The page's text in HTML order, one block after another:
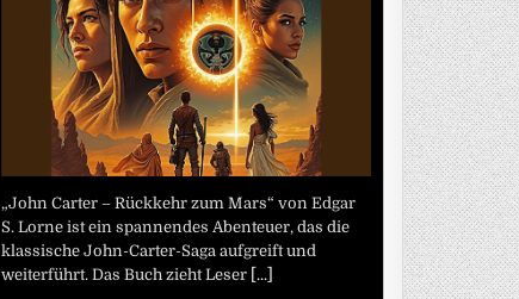
„John Carter – Rückkehr zum Mars“ von Edgar
S. Lorne ist ein spannendes Abenteuer, das die
klassische John-Carter-Saga aufgreift und
weiterführt. Das Buch zieht Leser [...]